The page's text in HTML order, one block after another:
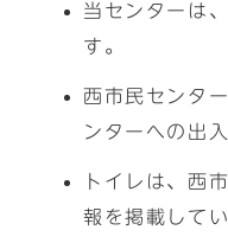
当センターは
す。
西市民センタ
ンターへの出
トイレは、西
報を掲載してい